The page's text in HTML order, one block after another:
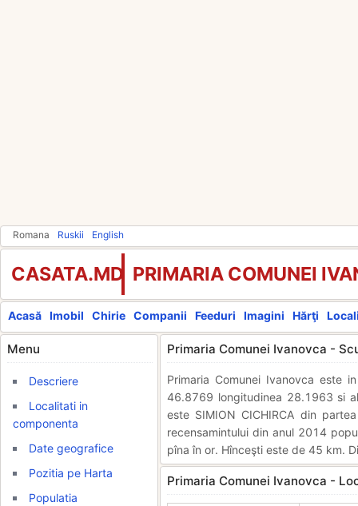
Romana Ruskii English
CASATA.MD PRIMARIA COMUNEI
Acasă Imobil Chirie Companii Feeduri Imagini Hărţi
Menu
Descriere
Localitati in
componenta
Date geografice
Pozitia pe Harta
Populatia
Primaria Comunei Ivanovca -
Primaria Comunei Ivanovca este
46.8769 longitudinea 28.1963 si
este SIMION CICHIRCA din
recensamintului din anul 2014
pîna în or. Hînceşti este de 45 km.
Primaria Comunei Ivanovca -